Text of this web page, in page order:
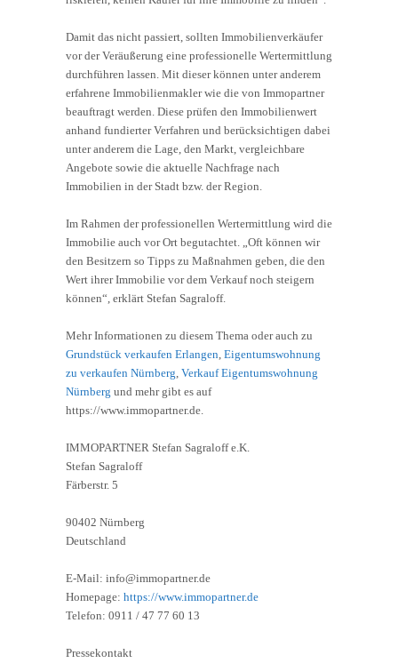
Damit das nicht passiert, sollten Immobilienverkäufer
vor der Veräußerung eine professionelle Wertermittlung
durchführen lassen. Mit dieser können unter anderem
erfahrene Immobilienmakler wie die von Immopartner
beauftragt werden. Diese prüfen den Immobilienwert
anhand fundierter Verfahren und berücksichtigen dabei
unter anderem die Lage, den Markt, vergleichbare
Angebote sowie die aktuelle Nachfrage nach
Immobilien in der Stadt bzw. der Region.
Im Rahmen der professionellen Wertermittlung wird die
Immobilie auch vor Ort begutachtet. „Oft können wir
den Besitzern so Tipps zu Maßnahmen geben, die den
Wert ihrer Immobilie vor dem Verkauf noch steigern
können“, erklärt Stefan Sagraloff.
Mehr Informationen zu diesem Thema oder auch zu
Grundstück verkaufen Erlangen Eigentumswohnung
zu verkaufen Nürnberg Verkauf Eigentumswohnung
Nürnberg und mehr gibt es auf
https://www.immopartner.de.
IMMOPARTNER Stefan Sagraloff e.K.
Stefan Sagraloff
Färberstr. 5
90402 Nürnberg
Deutschland
E-Mail: info@immopartner.de
Homepage: https://www.immopartner.de
Telefon: 0911 / 47 77 60 13
Pressekontakt